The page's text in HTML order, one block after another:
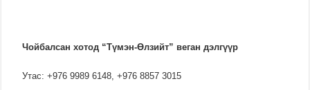
Чойбалсан хотод “Түмэн-Өлзийт” веган дэлгүүр
Утас: +976 9989 6148, +976 8857 3015